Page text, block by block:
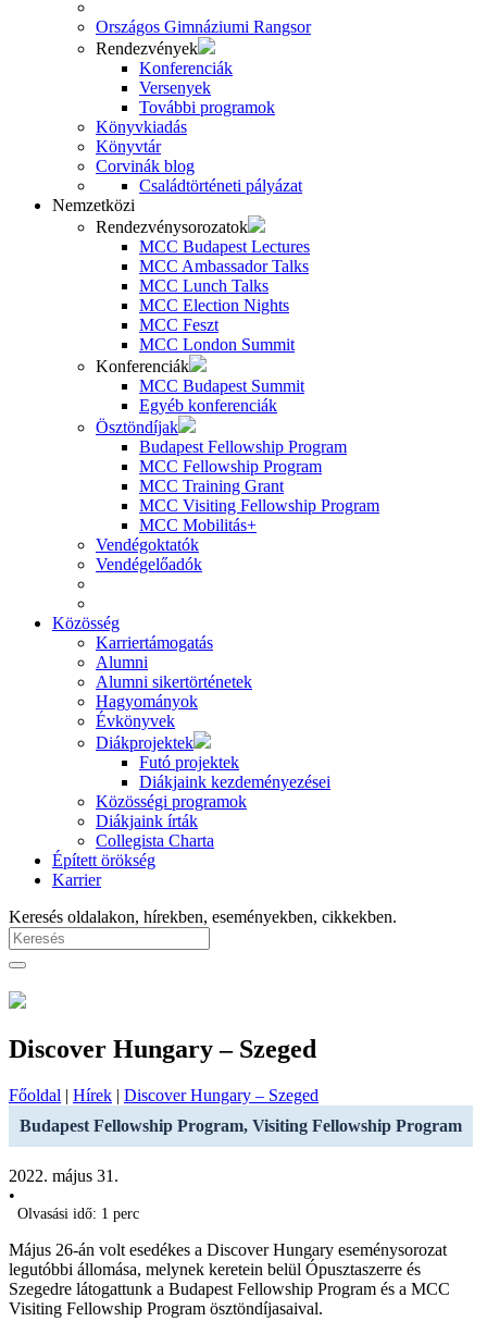
Országos Gimnáziumi Rangsor
Rendezvények
Konferenciák
Versenyek
További programok
Könyvkiadás
Könyvtár
Corvinák blog
Családtörténeti pályázat
Nemzetközi
Rendezvénysorozatok
MCC Budapest Lectures
MCC Ambassador Talks
MCC Lunch Talks
MCC Election Nights
MCC Feszt
MCC London Summit
Konferenciák
MCC Budapest Summit
Egyéb konferenciák
Ösztöndíjak
Budapest Fellowship Program
MCC Fellowship Program
MCC Training Grant
MCC Visiting Fellowship Program
MCC Mobilitás+
Vendégoktatók
Vendégelőadók
Közösség
Karriertámogatás
Alumni
Alumni sikertörténetek
Hagyományok
Évkönyvek
Diákprojektek
Futó projektek
Diákjaink kezdeményezései
Közösségi programok
Diákjaink írták
Collegista Charta
Épített örökség
Karrier
Keresés oldalakon, hírekben, eseményekben, cikkekben.
Discover Hungary – Szeged
Főoldal | Hírek | Discover Hungary – Szeged
Budapest Fellowship Program, Visiting Fellowship Program
2022. május 31.
•
Olvasási idő: 1 perc
Május 26-án volt esedékes a Discover Hungary eseménysorozat
legutóbbi állomása, melynek keretein belül Ópusztaszerre és
Szegedre látogattunk a Budapest Fellowship Program és a MCC
Visiting Fellowship Program ösztöndíjasaival.